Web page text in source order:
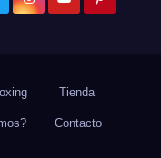
Tienda
Contacto